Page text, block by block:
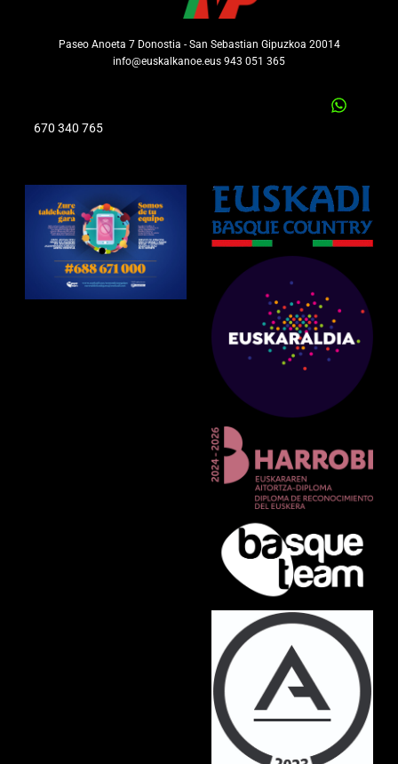
Paseo Anoeta 7 Donostia - San Sebastian Gipuzkoa 20014
info@euskalkanoe.eus 943 051 365
670 340 765